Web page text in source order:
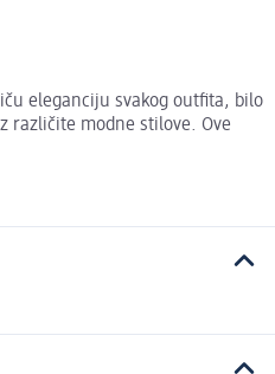
eleganciju svakog outfita, bilo
različite modne stilove. Ove